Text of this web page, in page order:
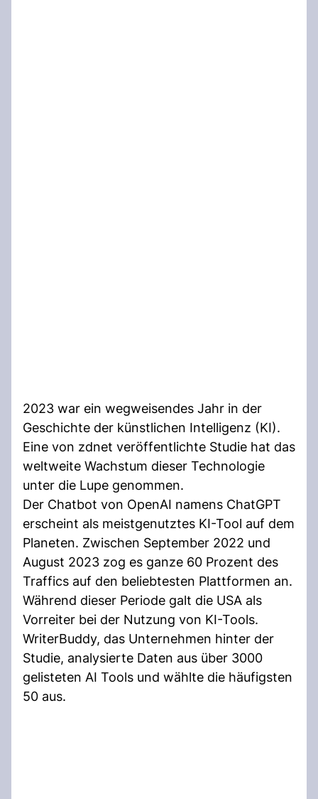
2023 war ein wegweisendes Jahr in der
Geschichte der künstlichen Intelligenz (KI).
Eine von zdnet veröffentlichte Studie hat das
weltweite Wachstum dieser Technologie
unter die Lupe genommen.
Der Chatbot von OpenAI namens ChatGPT
erscheint als meistgenutztes KI-Tool auf dem
Planeten. Zwischen September 2022 und
August 2023 zog es ganze 60 Prozent des
Traffics auf den beliebtesten Plattformen an.
Während dieser Periode galt die USA als
Vorreiter bei der Nutzung von KI-Tools.
WriterBuddy, das Unternehmen hinter der
Studie, analysierte Daten aus über 3000
gelisteten AI Tools und wählte die häufigsten
50 aus.